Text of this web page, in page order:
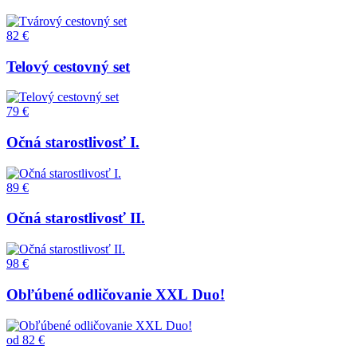
82 €
Telový cestovný set
79 €
Očná starostlivosť I.
89 €
Očná starostlivosť II.
98 €
Obľúbené odličovanie XXL Duo!
od 82 €